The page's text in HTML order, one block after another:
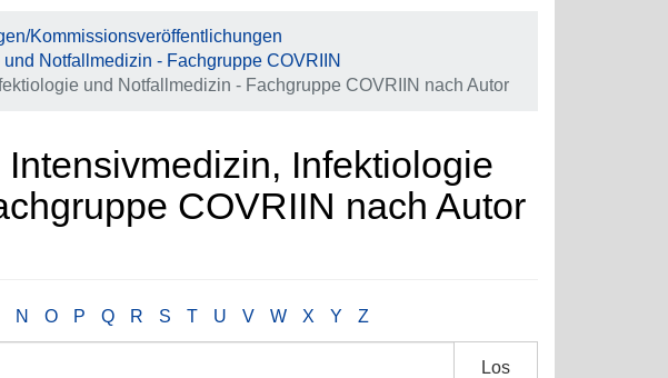
Kommissionsveröffentlichungen
Notfallmedizin - Fachgruppe COVRIIN
und Notfallmedizin - Fachgruppe COVRIIN nach Autor
Infektiologie
COVRIIN nach Autor
N O P Q R S T U V W X Y Z
Los